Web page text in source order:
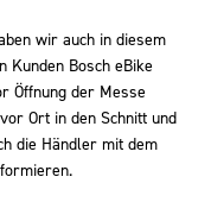
wir auch in diesem
Bosch eBike
Öffnung der Messe
Ort in den Schnitt und
die Händler mit dem